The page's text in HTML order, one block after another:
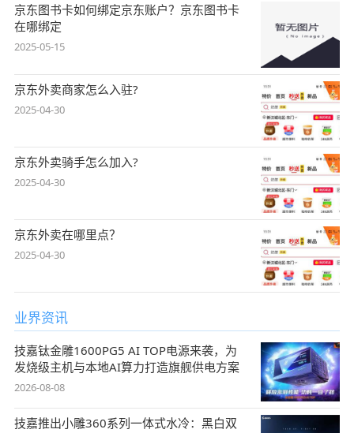
京东图书卡如何绑定京东账户？京东图书卡
在哪绑定
2025-05-15
京东外卖商家怎么入驻?
2025-04-30
京东外卖骑手怎么加入?
2025-04-30
京东外卖在哪里点？
2025-04-30
业界资讯
技嘉钛金雕1600PG5 AI TOP电源来袭，为
发烧级主机与本地AI算力打造旗舰供电方案
2026-08-08
技嘉推出小雕360系列一体式水冷：黑白双